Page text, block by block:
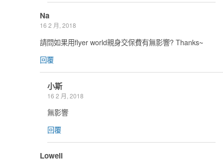
Na
16 2 月, 2018
請問如果用flyer world親身交保費有無影響? Thanks~
回覆
小斯
16 2 月, 2018
無影響
回覆
Lowell